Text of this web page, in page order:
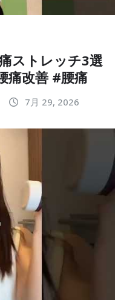
ストレッチ3選
痛改善 #腰痛
7月 29, 2026